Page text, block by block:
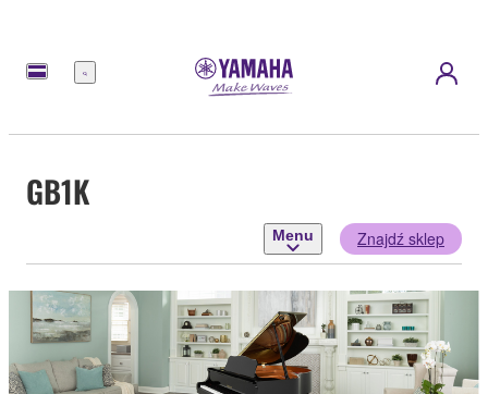
Menu
GB1K
Menu Znajdź sklep